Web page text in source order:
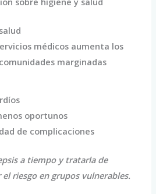
médicos aumenta los
marginadas
oportunos
de complicaciones
a tiempo y tratarla de
riesgo en grupos vulnerables.